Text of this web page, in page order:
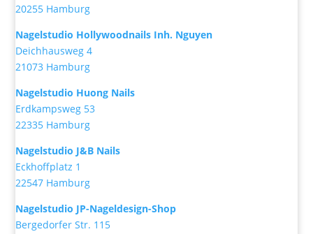
20255 Hamburg
Nagelstudio Hollywoodnails Inh. Nguyen
Deichhausweg 4
21073 Hamburg
Nagelstudio Huong Nails
Erdkampsweg 53
22335 Hamburg
Nagelstudio J&B Nails
Eckhoffplatz 1
22547 Hamburg
Nagelstudio JP-Nageldesign-Shop
Bergedorfer Str. 115